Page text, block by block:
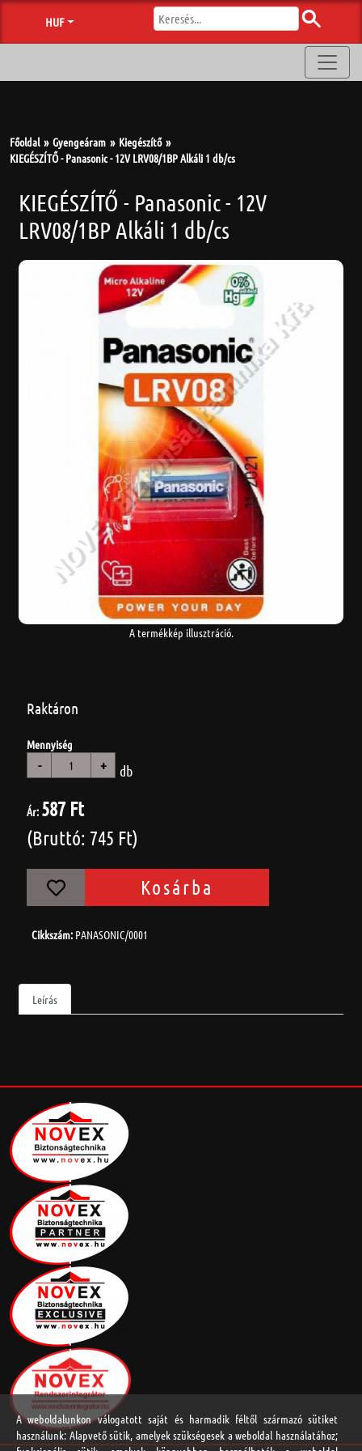
HUF
Főoldal Gyengeáram
Kiegészítő
KIEGÉSZÍTŐ - Panasonic - 12V LRV08/1BP Alkáli 1 db/cs
KIEGÉSZÍTŐ - Panasonic - 12V
LRV08/1BP Alkáli 1 db/cs
A termékkép illusztráció.
Raktáron
Mennyiség
- + db
Ár: 587 Ft
(Bruttó: 745 Ft)
Kosárba
Cikkszám: PANASONIC/0001
Leírás
A weboldalunkon válogatott saját és harmadik féltől származó sütiket
használunk: Alapvető sütik, amelyek szükségesek a weboldal használatához;